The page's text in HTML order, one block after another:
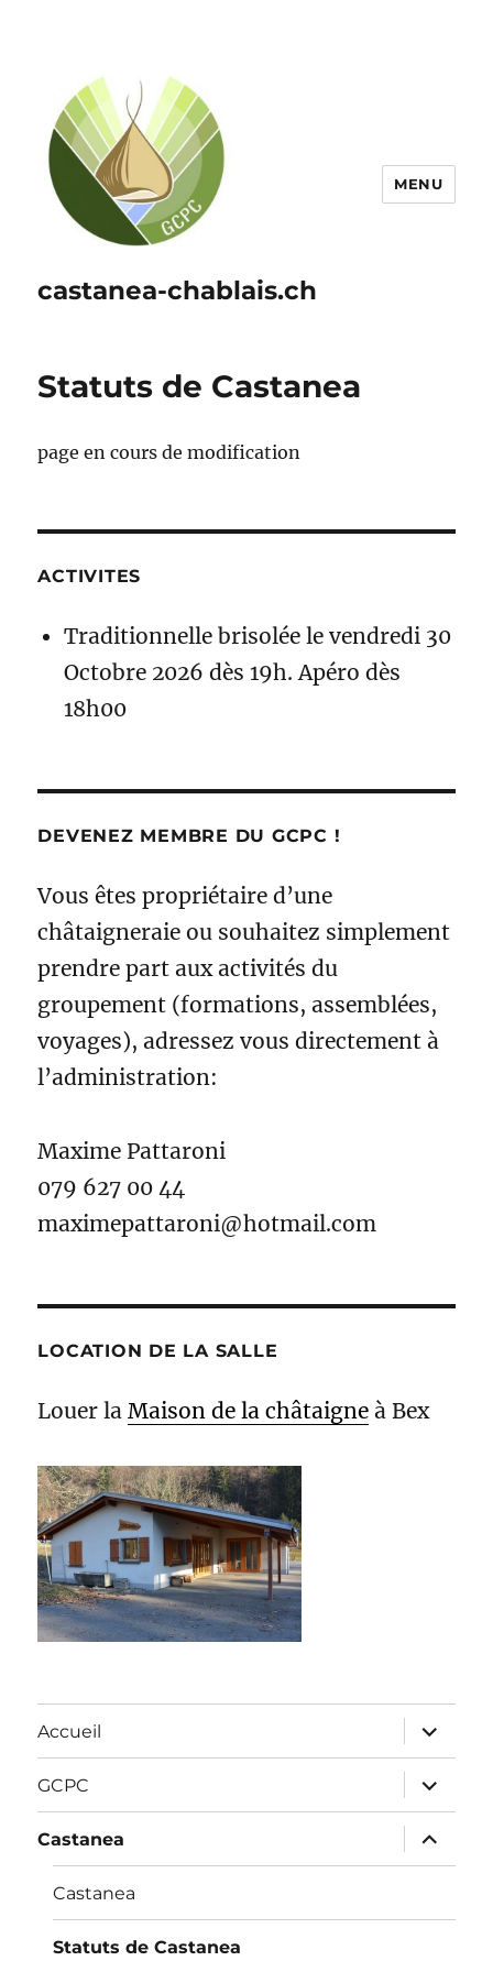
castanea-chablais.ch
MENU
Statuts de Castanea
page en cours de modification
ACTIVITES
Traditionnelle brisolée le vendredi 30
Octobre 2026 dès 19h. Apéro dès
18h00
DEVENEZ MEMBRE DU GCPC !
Vous êtes propriétaire d’une
châtaigneraie ou souhaitez simplement
prendre part aux activités du
groupement (formations, assemblées,
voyages), adressez vous directement à
l’administration:
Maxime Pattaroni
079 627 00 44
maximepattaroni@hotmail.com
LOCATION DE LA SALLE
Louer la Maison de la châtaigne à Bex
Accueil
ouvrir
le
sous-
menu
GCPC
ouvrir
le
sous-
menu
Castanea
ouvrir
le
sous-
Castanea
Statuts de Castanea